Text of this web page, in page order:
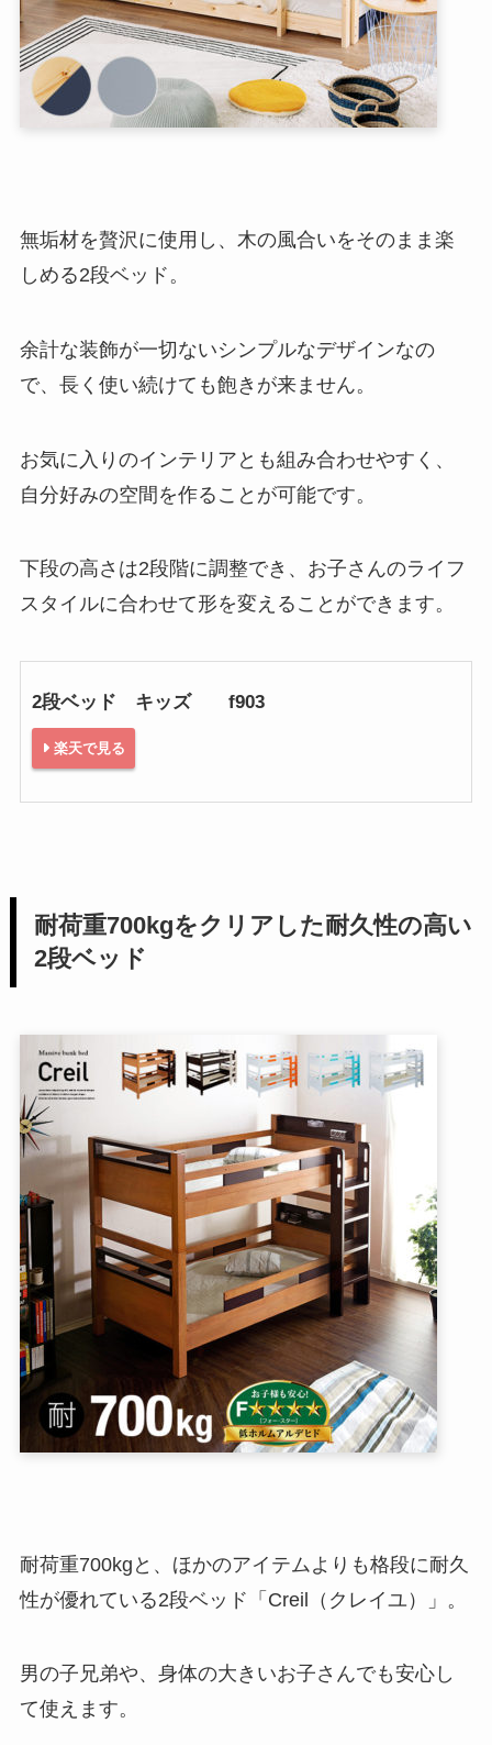
無垢材を贅沢に使用し、木の風合いをそのまま楽
しめる2段ベッド。
余計な装飾が一切ないシンプルなデザインなの
で、長く使い続けても飽きが来ません。
お気に入りのインテリアとも組み合わせやすく、
自分好みの空間を作ることが可能です。
下段の高さは2段階に調整でき、お子さんのライフ
スタイルに合わせて形を変えることができます。
2段ベッド キッズ f903
楽天で見る
耐荷重700kgをクリアした耐久性の高い
2段ベッド
耐荷重700kgと、ほかのアイテムよりも格段に耐久
性が優れている2段ベッド「Creil（クレイユ）」。
男の子兄弟や、身体の大きいお子さんでも安心し
て使えます。